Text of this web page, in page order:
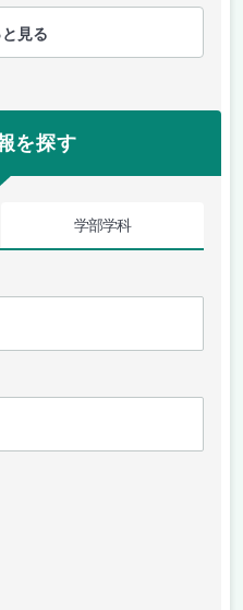
見る
を探す
学部学科